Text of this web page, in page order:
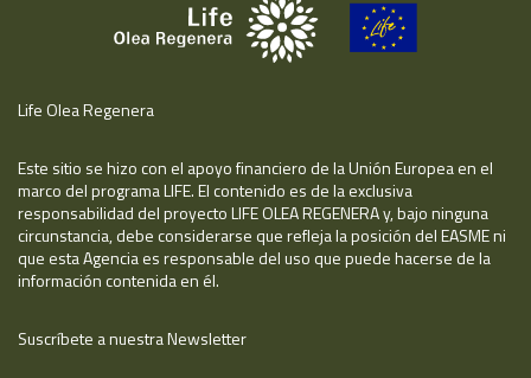
Life Olea Regenera
Este sitio se hizo con el apoyo financiero de la Unión Europea en el
marco del programa LIFE. El contenido es de la exclusiva
responsabilidad del proyecto LIFE OLEA REGENERA y, bajo ninguna
circunstancia, debe considerarse que refleja la posición del EASME ni
que esta Agencia es responsable del uso que puede hacerse de la
información contenida en él.
Suscríbete a nuestra Newsletter